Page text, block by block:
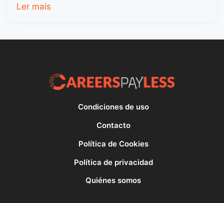
Ler mais
Condiciones de uso
Contacto
Política de Cookies
Política de privacidad
Quiénes somos